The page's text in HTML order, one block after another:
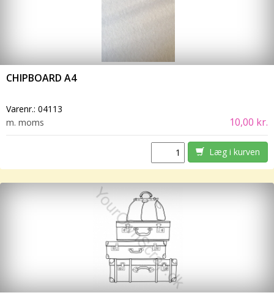
CHIPBOARD A4
Varenr.: 04113
m. moms
10,00 kr.
Læg i kurven